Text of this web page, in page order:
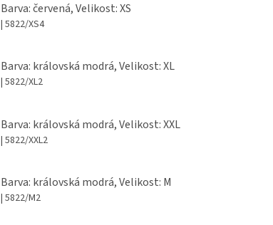
Barva: červená, Velikost: XS
| 5822/XS4
Barva: královská modrá, Velikost: XL
| 5822/XL2
Barva: královská modrá, Velikost: XXL
| 5822/XXL2
Barva: královská modrá, Velikost: M
| 5822/M2